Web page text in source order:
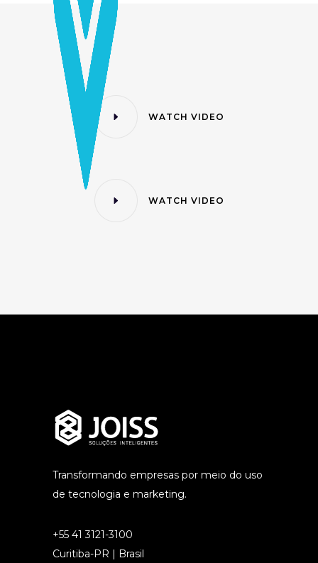
WATCH VIDEO
WATCH VIDEO
Transformando empresas por meio do uso
de tecnologia e marketing.
+55 41 3121-3100
Curitiba-PR | Brasil